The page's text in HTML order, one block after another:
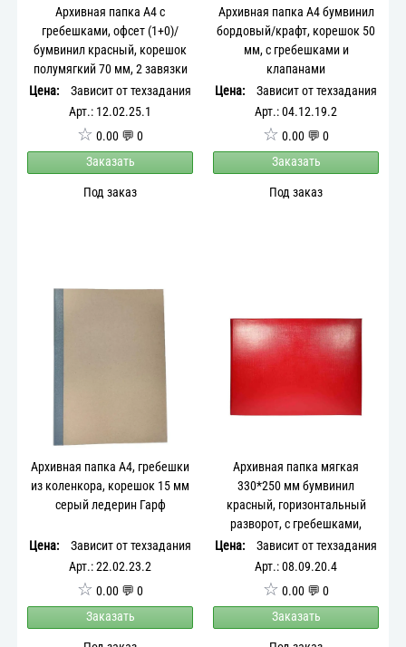
Архивная папка А4 с
гребешками, офсет (1+0)/
бумвинил красный, корешок
полумягкий 70 мм, 2 завязки
Цена:
Зависит от техзадания
Арт.: 12.02.25.1
☆ 0.00 💬 0
Заказать
Под заказ
Архивная папка А4 бумвинил
бордовый/крафт, корешок 50
мм, с гребешками и
клапанами
Цена:
Зависит от техзадания
Арт.: 04.12.19.2
☆ 0.00 💬 0
Заказать
Под заказ
Архивная папка А4, гребешки
из коленкора, корешок 15 мм
серый ледерин Гарф
Цена:
Зависит от техзадания
Арт.: 22.02.23.2
☆ 0.00 💬 0
Заказать
Архивная папка мягкая
330*250 мм бумвинил
красный, горизонтальный
разворот, с гребешками,
корешок 20 мм
Цена:
Зависит от техзадания
Арт.: 08.09.20.4
☆ 0.00 💬 0
Заказать